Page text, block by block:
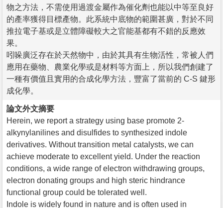
物之方法，不需使用過渡金屬作為催化劑也能以中等至良好
的產率獲得目標產物。此系統中底物的範圍甚廣，對於不同
推拉電子基或是立體障礙較大之官能基都有不錯的反應效
果。
吲哚廣泛存在於天然物中，由於其具有生物活性，常被人們
應用在藥物、農業化學或是材料等方面上，所以我們創建了
一種有價值且實用的合成化學方法，豐富了當前的 C-S 鍵形
成化學。
論文外文摘要
Herein, we report a strategy using base promote 2-
alkynylanilines and disulfides to synthesized indole
derivatives. Without transition metal catalysts, we can
achieve moderate to excellent yield. Under the reaction
conditions, a wide range of electron withdrawing groups,
electron donating groups and high steric hindrance
functional group could be tolerated well.
Indole is widely found in nature and is often used in